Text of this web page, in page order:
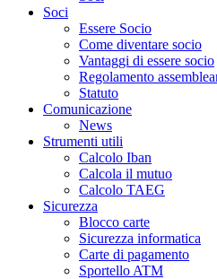
Soci
Essere Socio
Come diventare socio
Vantaggi di essere socio
Regolamento
Statuto
Comunicazione
News
Strumenti utili
Calcolo Iban
Calcola il mutuo
Calcolo TAEG
Sicurezza
Blocco carte
Sicurezza informatica
Carte di pagamento
Sportello ATM